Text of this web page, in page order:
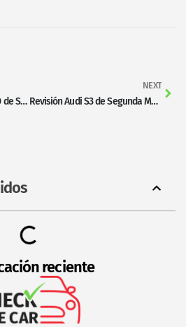
Revisión Mercedes GLC 300 de Segunda Mano
NEXT
Revisión Audi S3 de Segunda Mano
reciente